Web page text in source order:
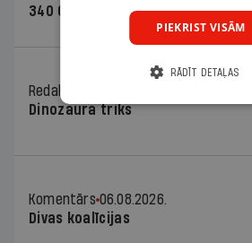
340 000 vērtu reklāmas kampaņu
Redaktores sleja
Dinozaura triks
Komentārs 06.08.2026.
Divas koalīcijas
PIEKRIST VISĀM
RĀDĪT DETAĻAS